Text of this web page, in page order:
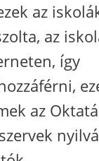
az
az
így
az